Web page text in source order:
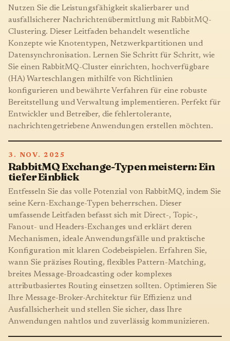
Nutzen Sie die Leistungsfähigkeit skalierbarer und
ausfallsicherer Nachrichtenübermittlung mit RabbitMQ-
Clustering. Dieser Leitfaden behandelt wesentliche
Konzepte wie Knotentypen, Netzwerkpartitionen und
Datensynchronisation. Lernen Sie Schritt für Schritt, wie
Sie einen RabbitMQ-Cluster einrichten, hochverfügbare
(HA) Warteschlangen mithilfe von Richtlinien
konfigurieren und bewährte Verfahren für eine robuste
Bereitstellung und Verwaltung implementieren. Perfekt für
Entwickler und Betreiber, die fehlertolerante,
nachrichtengetriebene Anwendungen erstellen möchten.
3. NOV. 2025
RabbitMQ Exchange-Typen meistern: Ein
tiefer Einblick
Entfesseln Sie das volle Potenzial von RabbitMQ, indem Sie
seine Kern-Exchange-Typen beherrschen. Dieser
umfassende Leitfaden befasst sich mit Direct-, Topic-,
Fanout- und Headers-Exchanges und erklärt deren
Mechanismen, ideale Anwendungsfälle und praktische
Konfiguration mit klaren Codebeispielen. Erfahren Sie,
wann Sie präzises Routing, flexibles Pattern-Matching,
breites Message-Broadcasting oder komplexes
attributbasiertes Routing einsetzen sollten. Optimieren Sie
Ihre Message-Broker-Architektur für Effizienz und
Ausfallsicherheit und stellen Sie sicher, dass Ihre
Anwendungen nahtlos und zuverlässig kommunizieren.